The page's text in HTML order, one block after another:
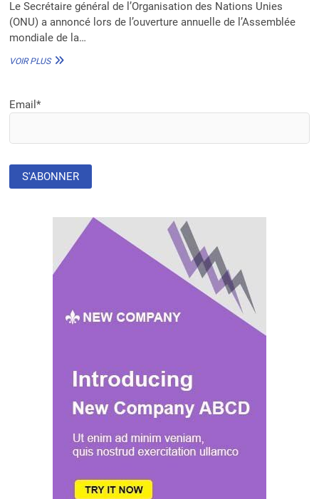
Le Secrétaire général de l’Organisation des Nations Unies
(ONU) a annoncé lors de l’ouverture annuelle de l’Assemblée
mondiale de la…
VOIR PLUSSANTÉ
LE
MONDE
Email*